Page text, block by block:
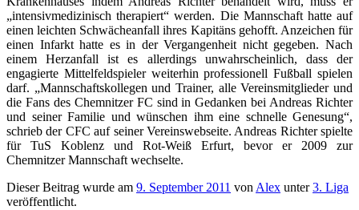
„intensivmedizinisch therapiert“ werden. Die Mannschaft hatte auf
einen leichten Schwächeanfall ihres Kapitäns gehofft. Anzeichen für
einen Infarkt hatte es in der Vergangenheit nicht gegeben. Nach
einem Herzanfall ist es allerdings unwahrscheinlich, dass der
engagierte Mittelfeldspieler weiterhin professionell Fußball spielen
darf. „Mannschaftskollegen und Trainer, alle Vereinsmitglieder und
die Fans des Chemnitzer FC sind in Gedanken bei Andreas Richter
und seiner Familie und wünschen ihm eine schnelle Genesung“,
schrieb der CFC auf seiner Vereinswebseite. Andreas Richter spielte
für TuS Koblenz und Rot-Weiß Erfurt, bevor er 2009 zur
Chemnitzer Mannschaft wechselte.
Dieser Beitrag wurde am 9. September 2011 von Alex unter3. Liga
veröffentlicht.